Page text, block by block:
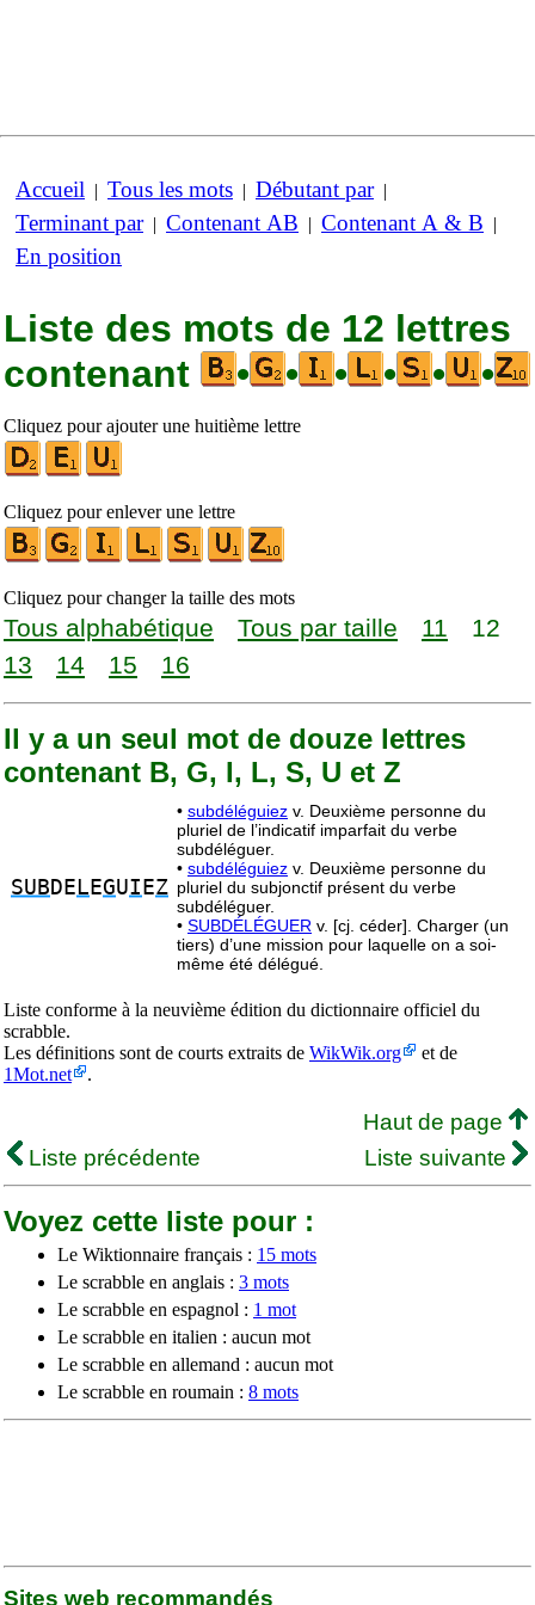
Accueil | Tous les mots | Débutant par|
Terminant par| Contenant AB | Contenant A & B |
En position
Liste des mots de 12 lettres
contenant
• • • • • •
Cliquez pour ajouter une huitième lettre
Cliquez pour enlever une lettre
Cliquez pour changer la taille des mots
Tous alphabétique Tous par taille 11
12
13
14 15 16
Il y a un seul mot de douze lettres
contenant B, G, I, L, S, U et Z
SUB DE L EGUI EZ
• subdéléguiez v. Deuxième personne du
pluriel de l’indicatif imparfait du verbe
subdéléguer.
• subdéléguiez v. Deuxième personne du
pluriel du subjonctif présent du verbe
subdéléguer.
• SUBDÉLÉGUER v. [cj. céder]. Charger (un
tiers) d’une mission pour laquelle on a soi-
même été délégué.
Liste conforme à la neuvième édition du dictionnaire officiel du
scrabble.
Les définitions sont de courts extraits de WikWik.org
et de
1Mot.net
.
Haut de page
Liste précédente
Liste suivante
Voyez cette liste pour :
Le Wiktionnaire français : 15 mots
Le scrabble en anglais : 3 mots
Le scrabble en espagnol : 1 mot
Le scrabble en italien : aucun mot
Le scrabble en allemand : aucun mot
Le scrabble en roumain : 8 mots
Sites web recommandés